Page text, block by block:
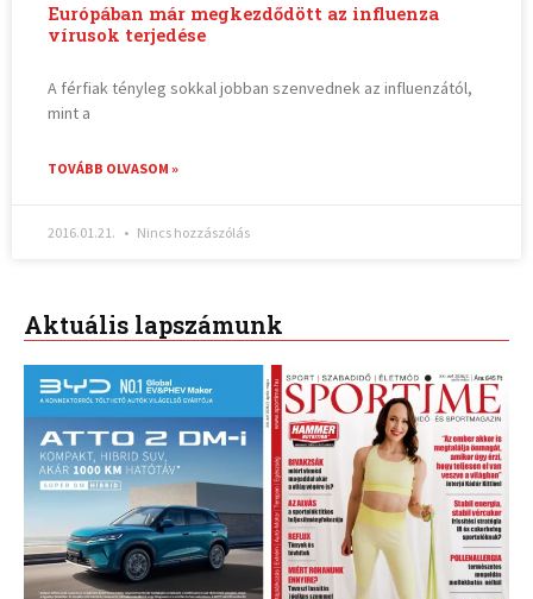
Európában már megkezdődött az influenza
vírusok terjedése
A férfiak tényleg sokkal jobban szenvednek az influenzától,
mint a
TOVÁBB OLVASOM »
2016.01.21. Nincs hozzászólás
Aktuális lapszámunk